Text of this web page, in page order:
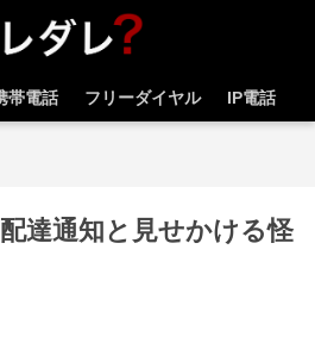
帯電話 フリーダイヤル IP電話
達通知と見せかける怪